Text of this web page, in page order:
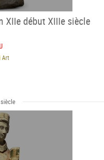
XIIe début XIIIe siècle
Art